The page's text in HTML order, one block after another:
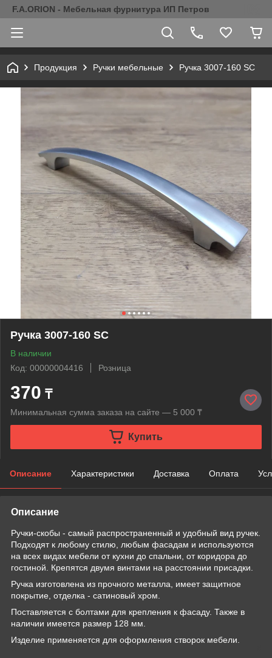
F.A.ORION - Мебельная фурнитура ИП Петров
Продукция Ручки мебельные Ручка 3007-160 SC
Ручка 3007-160 SC
В наличии
Код: 00000004416
Розница
370 ₸
Минимальная сумма заказа на сайте — 5 000 ₸
Купить
Описание Характеристики Доставка Оплата
Описание
Ручки-скобы - самый распространенный и удобный вид ручек.
Подходят к любому стилю, любым фасадам и используются
на всех видах мебели от кухни до спальни, от коридора до
гостиной. Крепятся двумя винтами на расстоянии присадки.
Ручка изготовлена из прочного металла, имеет защитное
покрытие, отделка - сатиновый хром.
Поставляется с болтами для крепления к фасаду. Также в
наличии имеется размер 128 мм.
Изделие применяется для оформления створок мебели.